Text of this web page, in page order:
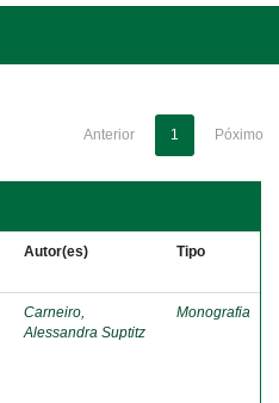
Anterior 1 Póximo
Autor(es) Tipo
Carneiro,
Alessandra Suptitz
Monografia